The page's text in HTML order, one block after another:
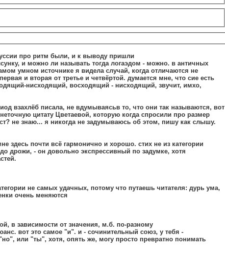
ну что, Анна - по-моему, ночьюв кулуарах дискуссии про ритм были, и к выводу пришли
и можно ли называть тогда логаэдом - можно. в античных
и вторая от третье и четвёртой. думается мне, что сие есть
нисходящий, восходящий - нисходящий, звучит, имхо,
не вдумываясьв то, что они так называются, вот
цитату Цветаевой, которую когда спросили про размер
не знаю... я никогда не задумываюсь об этом, пишу как слышу.
здесь почти всё гармонично и хорошо. стих не из категории
дрожи, - он довольно экспрессивный по задумке, хотя
не самых удачных, потому что путаешь читателя: дурь ума,
очень меняются
в зависимости от значения, м.б. по-разному
вот это самое "и". и - сочинительный союз, у тебя -
или "ты", хотя, опять же, могу просто превратно понимать